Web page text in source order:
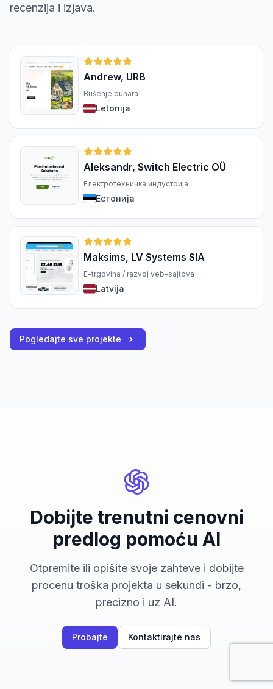
recenzija i izjava.
Andrew, URB
Bušenje bunara
Letonija
Aleksandr, Switch Electric OÜ
Електротехничка индустрија
Естонија
Maksims, LV Systems SIA
E-trgovina / razvoj veb-sajtova
Latvija
Pogledajte sve projekte
Dobijte trenutni cenovni
predlog pomoću AI
Otpremite ili opišite svoje zahteve i dobijte
procenu troška projekta u sekundi - brzo,
precizno i uz AI.
Probajte Kontaktirajte nas